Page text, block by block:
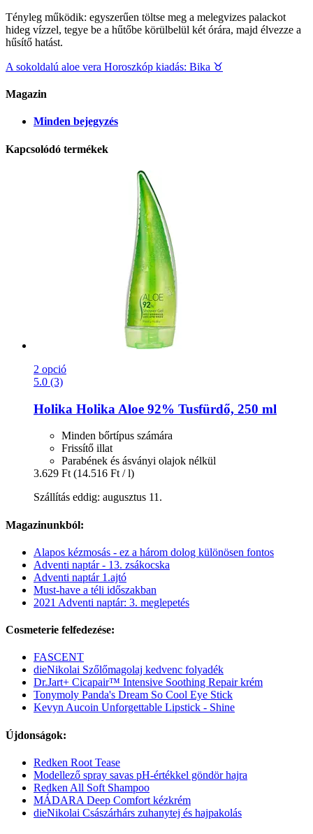
Tényleg működik: egyszerűen töltse meg a melegvizes palackot
hideg vízzel, tegye be a hűtőbe körülbelül két órára, majd élvezze a
hűsítő hatást.
A sokoldalú aloe vera Horoszkóp kiadás: Bika ♉︎
Magazin
Minden bejegyzés
Kapcsolódó termékek
2 opció
5.0 (3)
Holika Holika Aloe 92% Tusfürdő, 250 ml
Minden bőrtípus számára
Frissítő illat
Parabének és ásványi olajok nélkül
3.629 Ft (14.516 Ft / l)
Szállítás eddig: augusztus 11.
Magazinunkból:
Alapos kézmosás - ez a három dolog különösen fontos
Adventi naptár - 13. zsákocska
Adventi naptár 1.ajtó
Must-have a téli időszakban
2021 Adventi naptár: 3. meglepetés
Cosmeterie felfedezése:
FASCENT
dieNikolai Szőlőmagolaj kedvenc folyadék
Dr.Jart+ Cicapair™ Intensive Soothing Repair krém
Tonymoly Panda's Dream So Cool Eye Stick
Kevyn Aucoin Unforgettable Lipstick - Shine
Újdonságok:
Redken Root Tease
Modellező spray savas pH-értékkel göndör hajra
Redken All Soft Shampoo
MÁDARA Deep Comfort kézkrém
dieNikolai Császárhárs zuhanytej és hajpakolás